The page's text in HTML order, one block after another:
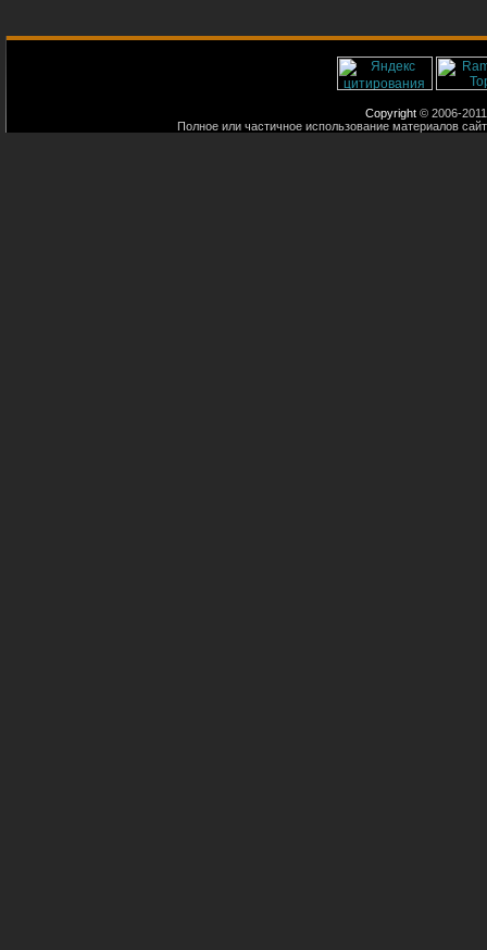
Copyright © 2006-
Полное или частичное использование материалов